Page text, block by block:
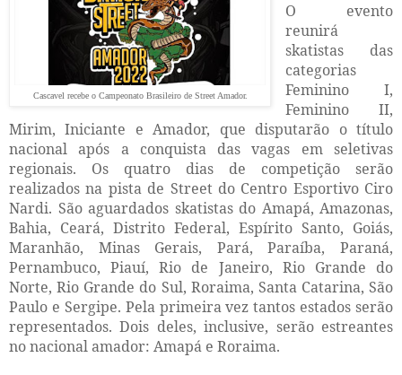
Cascavel recebe o Campeonato Brasileiro de Street Amador.
O evento
reunirá
skatistas das
categorias
Feminino I,
Feminino II,
Mirim, Iniciante e Amador, que disputarão o título
nacional após a conquista das vagas em seletivas
regionais. Os quatro dias de competição serão
realizados na pista de Street do Centro Esportivo Ciro
Nardi. São aguardados skatistas do Amapá, Amazonas,
Bahia, Ceará, Distrito Federal, Espírito Santo, Goiás,
Maranhão, Minas Gerais, Pará, Paraíba, Paraná,
Pernambuco, Piauí, Rio de Janeiro, Rio Grande do
Norte, Rio Grande do Sul, Roraima, Santa Catarina, São
Paulo e Sergipe. Pela primeira vez tantos estados serão
representados. Dois deles, inclusive, serão estreantes
no nacional amador: Amapá e Roraima.